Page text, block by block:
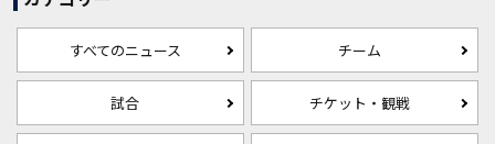
すべてのニュース チーム
試合 チケット・観戦